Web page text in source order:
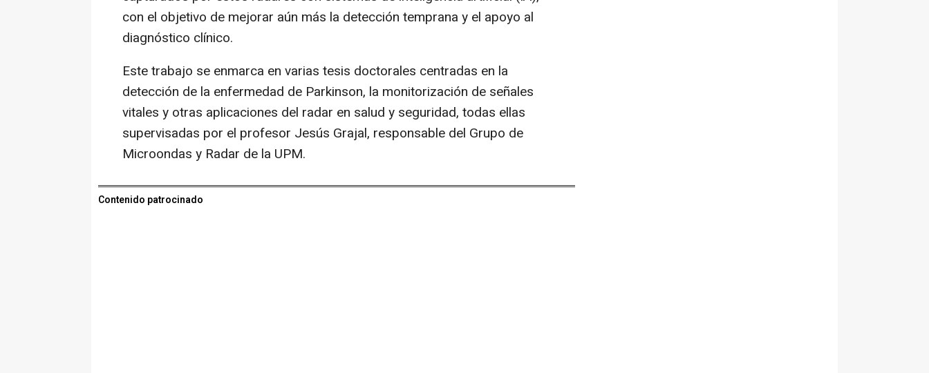
con el objetivo de mejorar aún más la detección temprana y el apoyo al
diagnóstico clínico.
Este trabajo se enmarca en varias tesis doctorales centradas en la
detección de la enfermedad de Parkinson, la monitorización de señales
vitales y otras aplicaciones del radar en salud y seguridad, todas ellas
supervisadas por el profesor Jesús Grajal, responsable del Grupo de
Microondas y Radar de la UPM.
Contenido patrocinado